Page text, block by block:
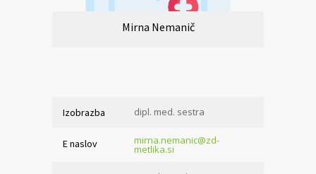
Mirna Nemanič
Izobrazba dipl. med. sestra
E naslov mirna.nemanic@zd-
metlika.si